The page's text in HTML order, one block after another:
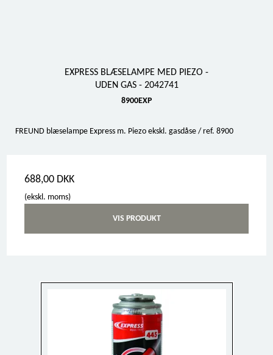
EXPRESS BLÆSELAMPE MED PIEZO -
UDEN GAS - 2042741
8900EXP
FREUND blæselampe Express m. Piezo ekskl. gasdåse / ref. 8900
688,00 DKK
(ekskl. moms)
VIS PRODUKT